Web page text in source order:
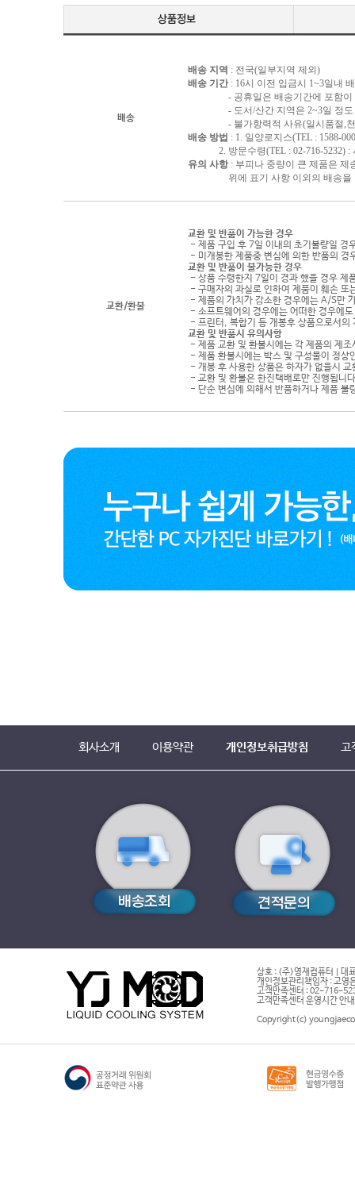
배송
배송 지역 : 전국(일부지역 제외)
배송 기간 : 16시 이전 입금시 1~3일내
- 공휴일은 배송기간에 포함이
- 도서/산간 지역은 2~3일 정도
- 불가항력적 사유(일시품절,천재
배송 방법 : 1. 일양로지스(TEL : 1588-
2. 방문수령(TEL : 02-716-5232) :
유의 사항: 부피나 중량이 큰 제품은 제
위에 표기 사항 이외의 배송을 원
교환/환불
교환 및 반품이 가능한 경우
- 제품 구입 후 7일 이내의 초기불량일 경
- 미개봉한 제품중 변심에 의한 반품의 경
교환 및 반품이 불가능한 경우
- 상품 수령한지 7일이 경과 했을 경우 제
- 구매자의 과실로 인하여 제품이 훼손 또
- 제품의 가치가 감소한 경우에는 A/S만
- 소프트웨어의 경우에는 어떠한 경우에
- 프린터, 복합기 등 개봉후 상품으로서의
교환 및 반품시 유의사항
- 제품 교환 및 환불시에는 각 제품의 제
- 제품 환불시에는 박스 및 구성물이 정상
- 개봉 후 사용한 상품은 하자가 없을시
- 교환 및 환불은 한진택배로만 진행됩니
- 단순 변심에 의해서 반품하거나 제품
회사소개 이용약관 개인정보취급방침 고
상호 : (주)영재컴퓨터 | 대
개인정보관리책임자 : 고영
고객만족센터 : 02-716-
고객만족센터 운영시간 안
Copyright(c)